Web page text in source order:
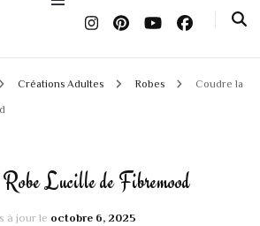
Créations Adultes Robes Coudre la
Lucille de Fibremood
à jour le octobre 6, 2025